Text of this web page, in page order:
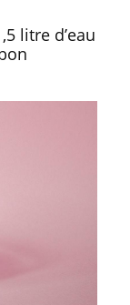
litre d’eau